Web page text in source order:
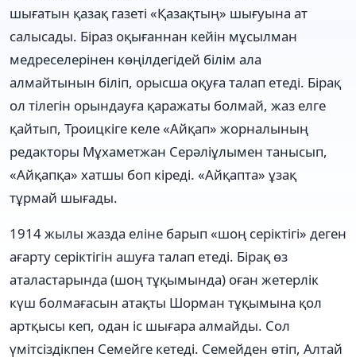
шығатын қазақ газеті «Қазақтың» шығуына ат
салысады. Біраз оқығаннан кейін мұсылман
медреселерінен көңілдегідей білім ала
алмайтынын біліп, орысша оқуға талап етеді. Бірақ
ол тілегін орындауға қаражаты болмай, жаз елге
қайтып, Троицкіге келе «Айқап» жорналының
редакторы Мұхаметжан Серəліұлымен танысып,
«Айқапқа» хатшы боп кіреді. «Айқапта» ұзақ
тұрмай шығады.
1914 жылы жазда еліне барып «шоң серіктігі» деген
ағарту серіктігін ашуға талап етеді. Бірақ өз
аталастарында (шоң тұқымында) оған жетерлік
күш болмағасын атақты Шорман тұқымына қол
артқысы кеп, одан іс шығара алмайды. Сол
үмітсіздікпен Семейге кетеді. Семейден өтіп, Алтай